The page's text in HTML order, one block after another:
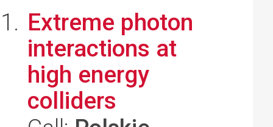
Extreme photon
interactions at
high energy
colliders